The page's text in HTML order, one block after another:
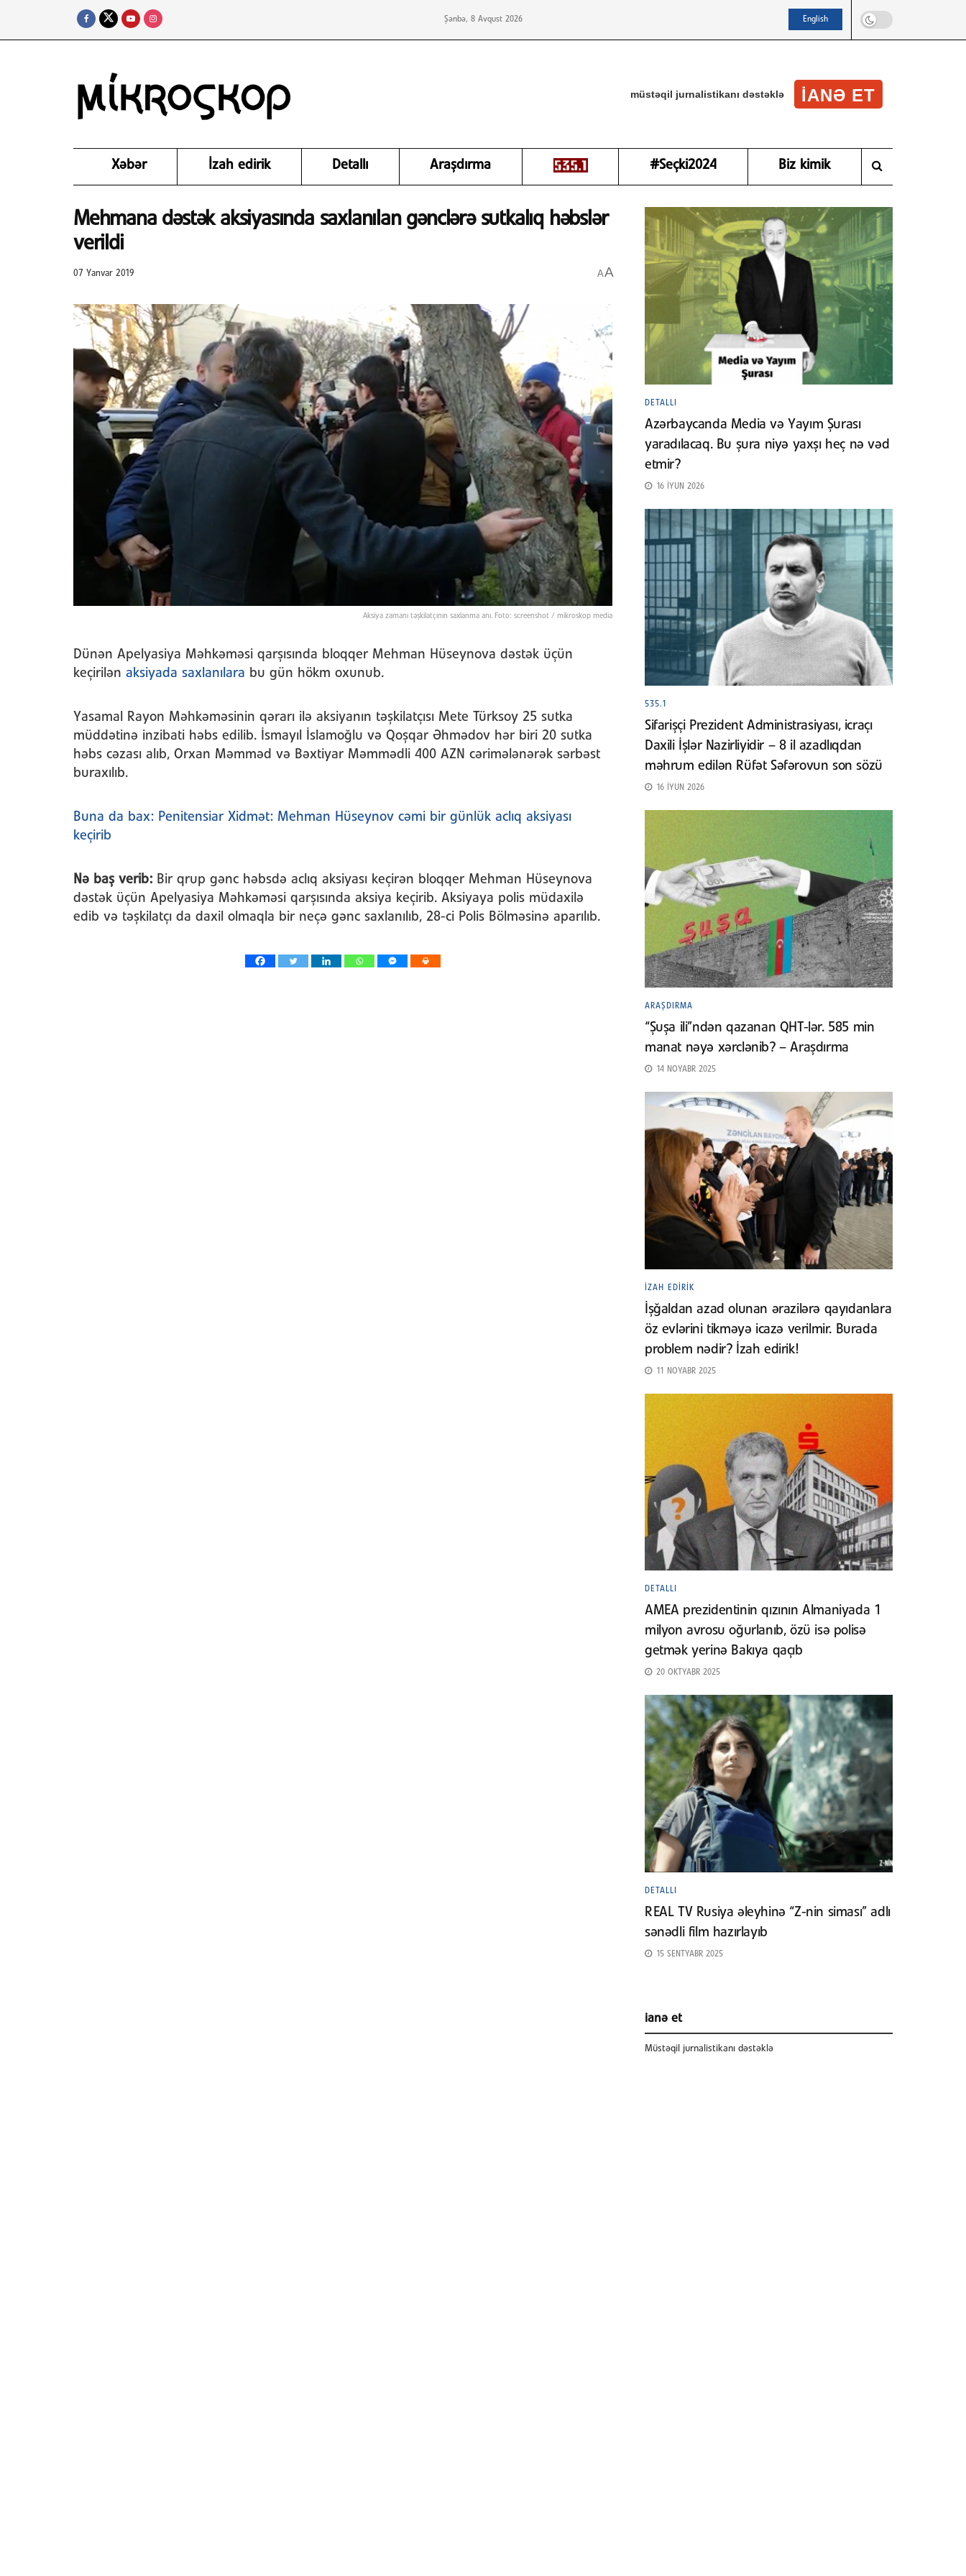
Şənbə, 8 Avqust 2026 English
müstəqil jurnalistikanı dəstəklə IANƏ ET
Xəbər İzah edirik Detallı Araşdırma #Seçki2024 Biz kimik
Mehmana dəstək aksiyasında saxlanılan gənclərə sutkalıq həbslər
verildi
07 Yanvar 2019 AA
Aksiya zamanı təşkilatçının saxlanma anı. Foto: screenshot / mikroskop media
Dünən Apelyasiya Məhkəməsi qarşısında bloqqer Mehman Hüseynova dəstək üçün
keçirilən aksiyada saxlanılara bu gün hökm oxunub.
Yasamal Rayon Məhkəməsinin qərarı ilə aksiyanın təşkilatçısı Mete Türksoy 25 sutka
müddətinə inzibati həbs edilib. İsmayıl İslamoğlu və Qoşqar Əhmədov hər biri 20 sutka
həbs cəzası alıb, Orxan Məmməd və Bəxtiyar Məmmədli 400 AZN cərimələnərək sərbəst
buraxılıb.
Buna da bax: Penitensiar Xidmət: Mehman Hüseynov cəmi bir günlük aclıq aksiyası
keçirib
Nə baş verib: Bir qrup gənc həbsdə aclıq aksiyası keçirən bloqqer Mehman Hüseynova
dəstək üçün Apelyasiya Məhkəməsi qarşısında aksiya keçirib. Aksiyaya polis müdaxilə
edib və təşkilatçı da daxil olmaqla bir neçə gənc saxlanılıb, 28-ci Polis Bölməsinə aparılıb.
DETALLI
Azərbaycanda Media və Yayım Şurası
yaradılacaq. Bu şura niyə yaxşı heç nə vəd
etmir?
16 İYUN 2026
535.1
Sifarişçi Prezident Administrasiyası, icraçı
Daxili İşlər Nazirliyidir – 8 il azadlıqdan
məhrum edilən Rüfət Səfərovun son sözü
16 İYUN 2026
ARAŞDIRMA
“Şuşa ili”ndən qazanan QHT-lər. 585 min
manat nəyə xərclənib? – Araşdırma
14 NOYABR 2025
İZAH EDIRIK
İşğaldan azad olunan ərazilərə qayıdanlara
öz evlərini tikməyə icazə verilmir. Burada
problem nədir? İzah edirik!
11 NOYABR 2025
DETALLI
AMEA prezidentinin qızının Almaniyada 1
milyon avrosu oğurlanıb, özü isə polisə
getmək yerinə Bakıya qaçıb
20 OKTYABR 2025
DETALLI
REAL TV Rusiya əleyhinə “Z-nin siması” adlı
sənədli film hazırlayıb
15 SENTYABR 2025
ianə et
Müstəqil jurnalistikanı dəstəklə